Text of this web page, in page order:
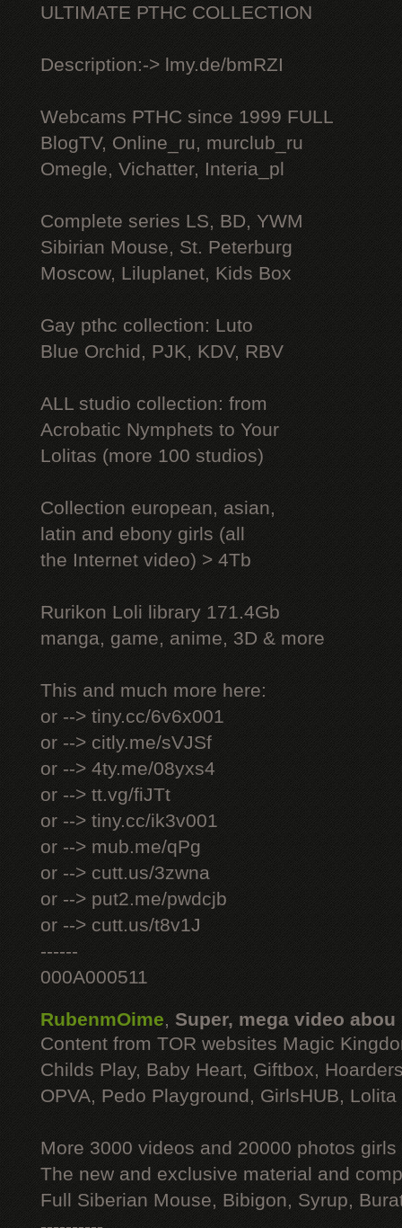
ULTIMATE РТНС COLLECTION
Description:-> lmy.de/bmRZI
Webcams РТНС since 1999 FULL
BlogTV, Online_ru, murclub_ru
Omegle, Vichatter, Interia_pl
Complete series LS, BD, YWM
Sibirian Mouse, St. Peterburg
Moscow, Liluplanet, Kids Box
Gay рthс collection: Luto
Blue Orchid, PJK, KDV, RBV
ALL studio collection: from
Acrobatic Nymрhеts to Your
Lоlitаs (more 100 studios)
Collection european, asian,
latin and ebony girls (all
the Internet video) > 4Tb
Rurikon Lоli library 171.4Gb
manga, game, anime, 3D & more
This and much more here:
or --> tiny.cc/6v6x001
or --> citly.me/sVJSf
or --> 4ty.me/08yxs4
or --> tt.vg/fiJTt
or --> tiny.cc/ik3v001
or --> mub.me/qPg
or --> cutt.us/3zwna
or --> put2.me/pwdcjb
or --> cutt.us/t8v1J
------
000A000511
RubenmOime, Super, mega video abou
Content from TOR websites Magic
Childs Play, Baby Heart, Giftbox,
OPVA, Pedo Playground, GirlsHUB, Lolita
More 3000 videos and 20000 photos
The new and exclusive material and
Full Siberian Mouse, Bibigon, Syrup,